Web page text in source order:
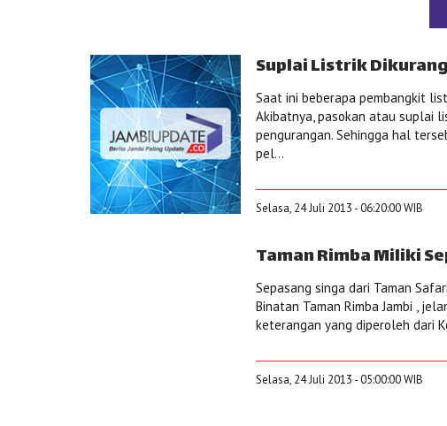
Suplai Listrik
Saat ini beberapa pembangkit
Akibatnya, pasokan atau suplai
pengurangan. Sehingga hal
pel...
Selasa, 24 Juli 2013 - 06:20:00 WIB
Taman Rimba Miliki
Sepasang singa dari Taman
Binatan Taman Rimba Jambi ,
keterangan yang diperoleh dari
Selasa, 24 Juli 2013 - 05:00:00 WIB